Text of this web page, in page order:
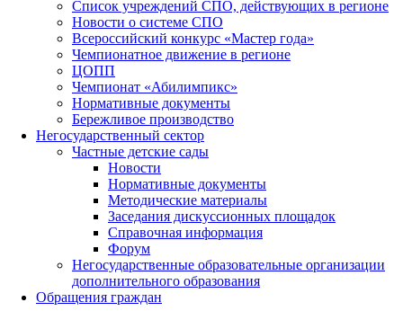
Список учреждений СПО, действующих в регионе
Новости о системе СПО
Всероссийский конкурс «Мастер года»
Чемпионатное движение в регионе
ЦОПП
Чемпионат «Абилимпикс»
Нормативные документы
Бережливое производство
Негосударственный сектор
Частные детские сады
Новости
Нормативные документы
Методические материалы
Заседания дискуссионных площадок
Справочная информация
Форум
Негосударственные образовательные организации
дополнительного образования
Обращения граждан